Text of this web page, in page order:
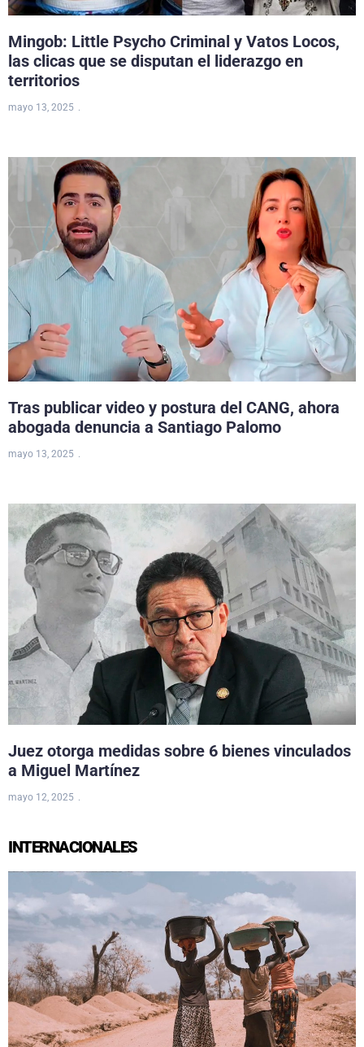
Mingob: Little Psycho Criminal y Vatos Locos,
las clicas que se disputan el liderazgo en
territorios
mayo 13, 2025
Tras publicar video y postura del CANG, ahora
abogada denuncia a Santiago Palomo
mayo 13, 2025
Juez otorga medidas sobre 6 bienes vinculados
a Miguel Martínez
mayo 12, 2025
INTERNACIONALES